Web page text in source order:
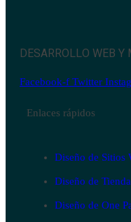
DESARROLLO WEB
Facebook-f Twitter
Enlaces rápidos
Diseño de Sitios
Diseño de
Diseño de One